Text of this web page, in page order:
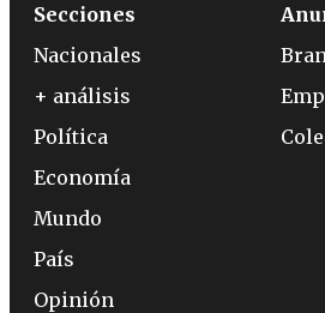
Secciones
Nacionales
+ análisis
Política
Economía
Mundo
País
Opinión